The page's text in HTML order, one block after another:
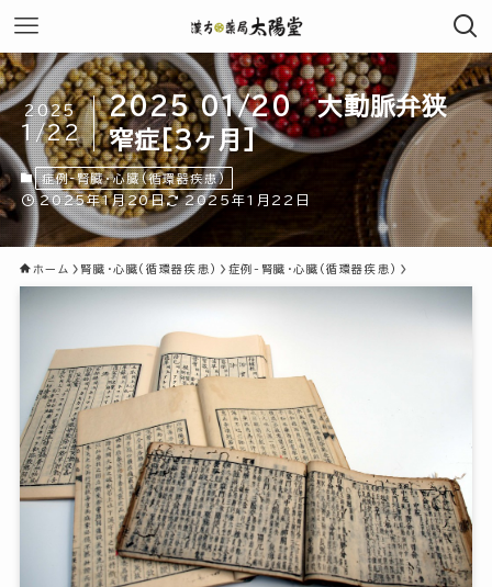
2025 01/20 大動脈弁狭
窄症[3ヶ月]
2025
1/22
症例-腎臓・心臓(循環器疾患)
2025年1月20日 2025年1月22日
ホーム 腎臓・心臓(循環器疾患) 症例-腎臓・心臓(循環器疾患)